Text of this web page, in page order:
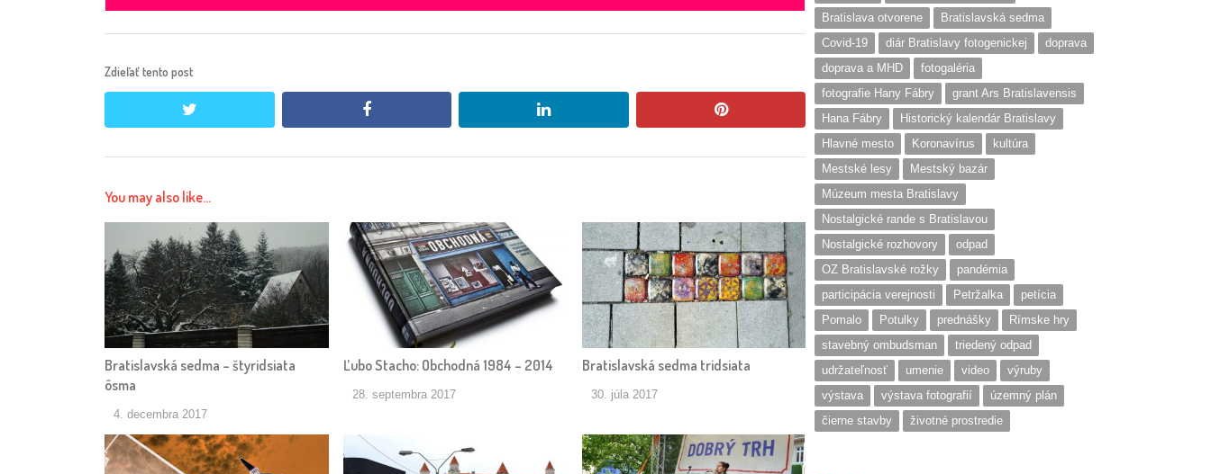
Zdieľať tento post
twitter facebook linkedin pinterest
You may also like...
Bratislavská sedma – štyridsiata
ôsma
4. decembra 2017
Ľubo Stacho: Obchodná 1984 – 2014
28. septembra 2017
Bratislavská sedma tridsiata
30. júla 2017
Bratislava otvorene
Bratislavská sedma
Covid-19
diár Bratislavy fotogenickej
doprava
doprava a MHD
fotogaléria
fotografie Hany Fábry
grant Ars Bratislavensis
Hana Fábry
Historický kalendár Bratislavy
Hlavné mesto
Koronavírus
kultúra
Mestské lesy
Mestský bazár
Múzeum mesta Bratislavy
Nostalgické rande s Bratislavou
Nostalgické rozhovory
odpad
OZ Bratislavské rožky
pandémia
participácia verejnosti
Petržalka
petícia
Pomalo
Potulky prednášky
Rímske hry
stavebný ombudsman
triedený odpad
udržateľnosť
umenie video
výruby
výstava
výstava fotografií
územný plán
čierne stavby
životné prostredie